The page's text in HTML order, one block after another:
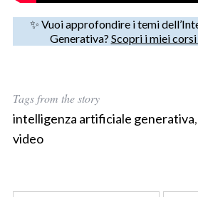
✨ Vuoi approfondire i temi
Generativa? Scopri i miei
Tags from the story
intelligenza artificiale generativa,
video
S
c